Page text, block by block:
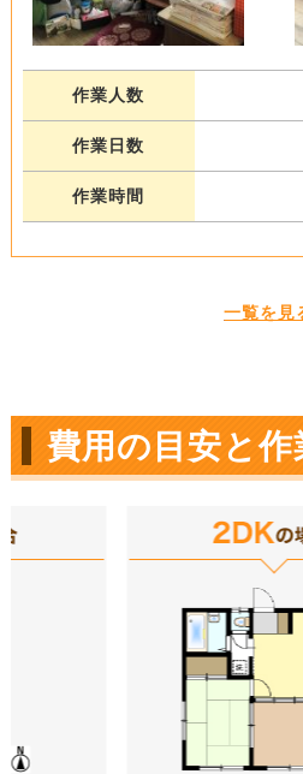
作業人数
作業日数
作業時間
一覧を見
費用の目安と作